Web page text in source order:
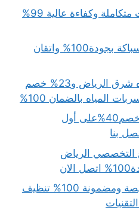
شركة تنظيف بالدلم خدمات متكاملة وكفاءة عالية 99%
سباك الرياض..افضل فني سباكة بجودة100% واتقان
شركة كشف تسربات المياه شرق الرياض و23% خصم
المياه بالضمان 100%
شركة رش دفان بالرياض..خصم40%على أول
التخصصي الرياض
شركة تنظيف بالقويعية رخيصة ومضمونة 100% تنظيف